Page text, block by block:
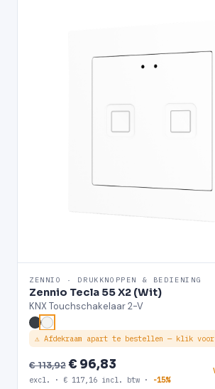
ZENNIO · DRUKKNOPPEN & BEDIENING
Zennio Tecla 55 X2 (Wit)
KNX Touchschakelaar 2-V
⚠ Afdekraam apart te bestellen — klik
€ 113,92€ 96,83
excl. · € 117,16 incl. btw · -15%